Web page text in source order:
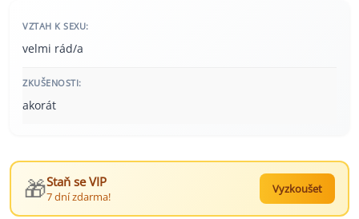
VZTAH K SEXU:
velmi rád/a
ZKUŠENOSTI:
akorát
🎁Staň se VIP
7 dní zdarma!
Vyzkoušet